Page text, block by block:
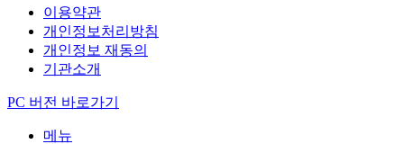
이용약관
개인정보처리방침
개인정보 재동의
기관소개
PC 버전 바로가기
메뉴